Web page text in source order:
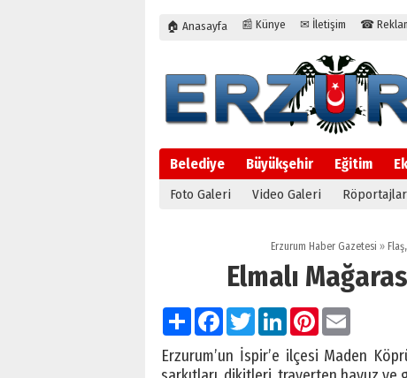
🏠 Anasayfa 📰 Künye ✉ İletişim ☎
Belediye Büyükşehir Eğitim
Foto Galeri Video Galeri Röportajlar
Erzurum Haber Gazetesi » Flaş,
Elmalı
PaylaşFacebook
TwitterLinkedInPinterest
Erzurum’un İspir’e ilçesi Maden